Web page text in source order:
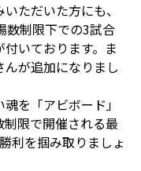
ただいた方にも、
数制限下での3試合
いております。ま
が追加になりまし
を「アビボード」
限で開催される最
利を掴み取りましょ